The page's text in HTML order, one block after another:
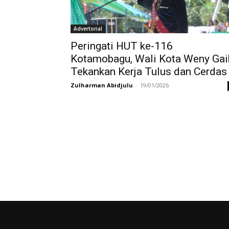
Advertorial
Peringati HUT ke-116
Kotamobagu, Wali Kota Weny
Tekankan Kerja Tulus dan Cerdas
Zulharman Abidjulu - 19/01/2026